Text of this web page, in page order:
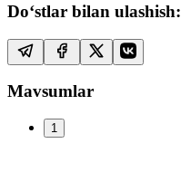
Do‘stlar bilan ulashish:
Mavsumlar
1